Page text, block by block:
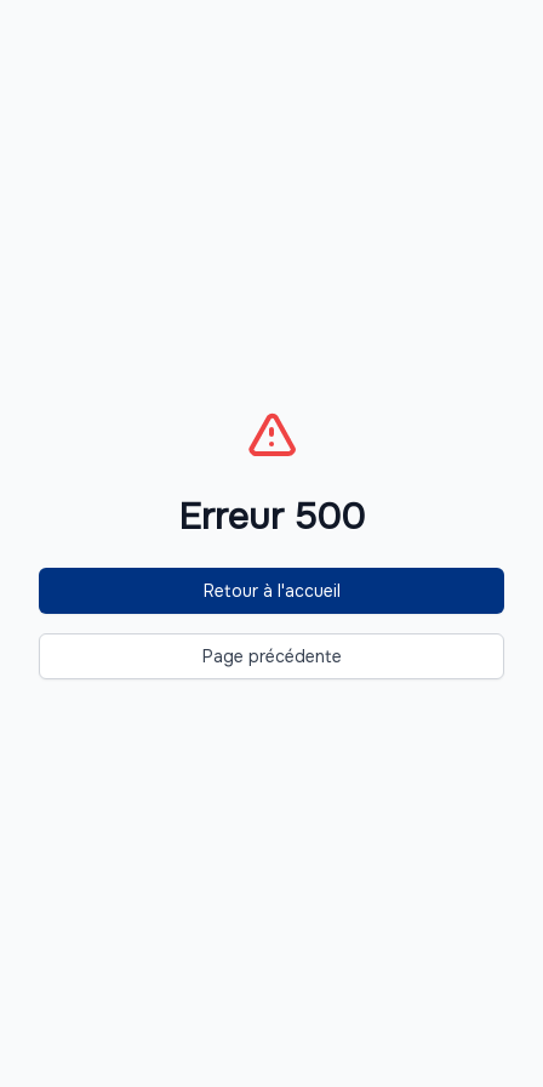
Erreur 500
Retour à l'accueil
Page précédente